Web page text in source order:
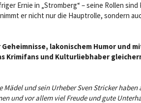
Ernie in „Stromberg“ – seine Rollen
er nicht nur die Hauptrolle, sondern
lakonischem Humor und
Krimifans und Kulturliebhaber
Mädel und sein Urheber Sven Stricker
und vor allem viel Freude und gute